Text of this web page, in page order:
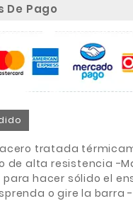
De Pago
tratada
de alta resistencia -
hacer sólido el
o gire la barra